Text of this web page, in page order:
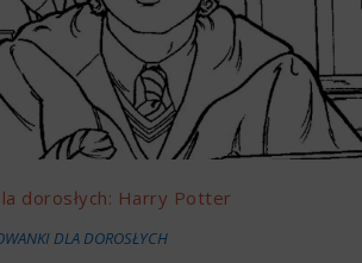
dorosłych: Harry Potter
DLA DOROSŁYCH